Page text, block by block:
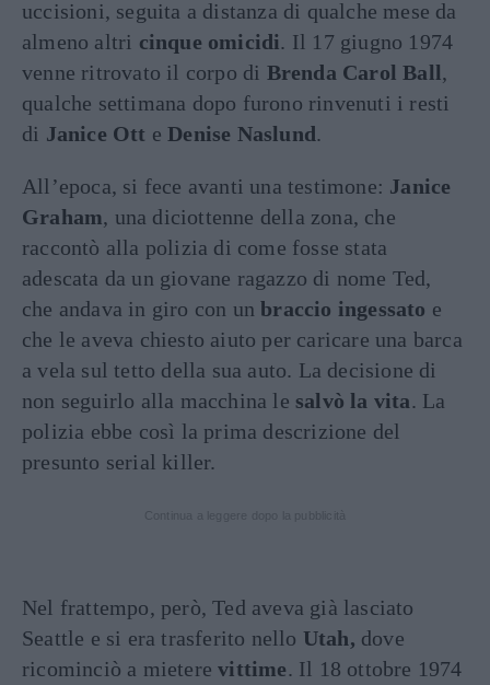
uccisioni, seguita a distanza di qualche mese da
almeno altri cinque omicidi. Il 17 giugno 1974
venne ritrovato il corpo di Brenda Carol Ball,
qualche settimana dopo furono rinvenuti i resti
di Janice Ott eDenise Naslund.
All’epoca, si fece avanti una testimone: Janice
Graham, una diciottenne della zona, che
raccontò alla polizia di come fosse stata
adescata da un giovane ragazzo di nome Ted,
che andava in giro con unbraccio ingessato e
che le aveva chiesto aiuto per caricare una barca
a vela sul tetto della sua auto. La decisione di
non seguirlo alla macchina le salvò la vita. La
polizia ebbe così la prima descrizione del
presunto serial killer.
Nel frattempo, però, Ted aveva già lasciato
Seattle e si era trasferito nello Utah, dove
ricominciò a mietere vittime. Il 18 ottobre 1974